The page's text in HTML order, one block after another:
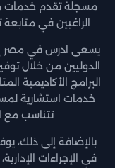
مسجلة تقدم خدمات
الراغبين في
يسعى ادرس في مصر
الدوليين من خلال
البرامج الأكاديمية
خدمات استشارية
تتناسب مع
بالإضافة إلى ذلك،
في الإجراءات